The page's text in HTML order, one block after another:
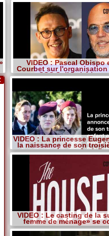
VIDEO : Pascal Obispo
Courbet sur
SOS Solidarité
VIDEO : La princesse
la naissance de son
avec son époux Jack
VIDEO : Le casting de la
femme de ménage» se